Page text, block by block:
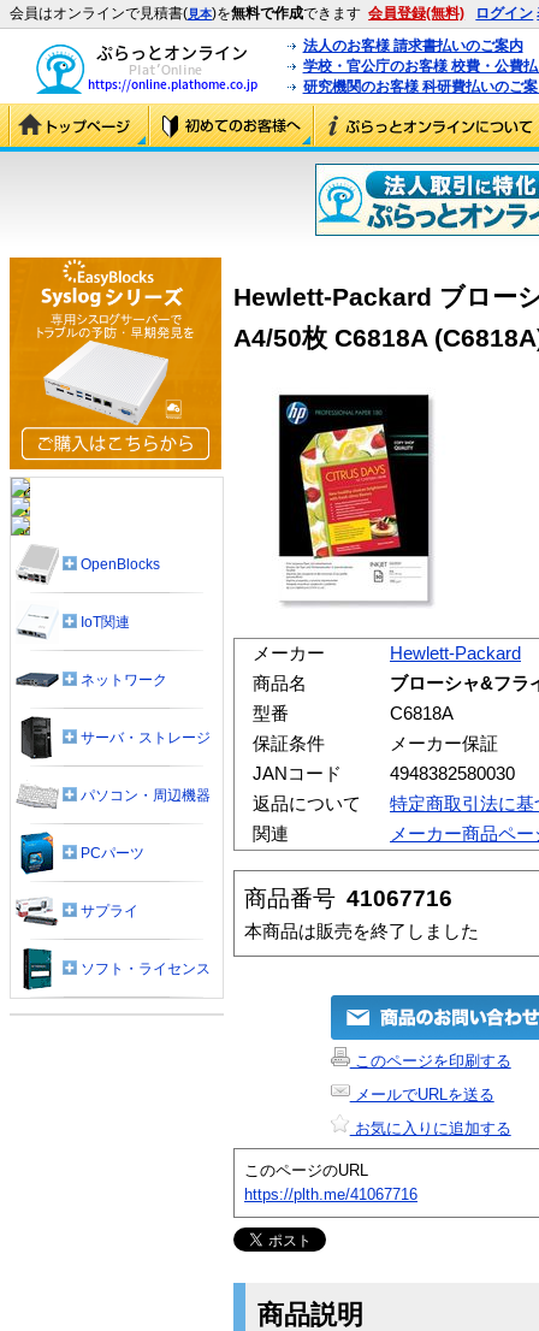
会員はオンラインで見積書(見本)を無料で作成できます 会員登録(無料) ログイン
法人のお客様 請求書払いのご案内
学校・官公庁のお客様 校費・公費
研究機関のお客様 科研費払いのご
Hewlett-Packard ブロー
A4/50枚 C6818A
メーカー
Hewlett-Packard
商品名
ブローシャ&フラ
型番
C6818A
保証条件
メーカー保証
JANコード
4948382580030
返品について
特定商取引法に基
関連
メーカー商品ペー
商品番号 41067716
本商品は販売を終了しました
このページを印刷する
メールでURLを送る
お気に入りに追加する
このページのURL
https://plth.me/41067716
商品説明
OpenBlocks
IoT関連
ネットワーク
サーバ・ストレージ
パソコン・周辺機器
PCパーツ
サプライ
ソフト・ライセンス